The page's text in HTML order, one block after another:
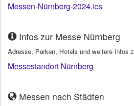
Messen-Nürnberg-2024.ics
Infos zur Messe Nürnberg
Adresse, Parken, Hotels und weitere Infos
Messestandort Nürnberg
Messen nach Städten